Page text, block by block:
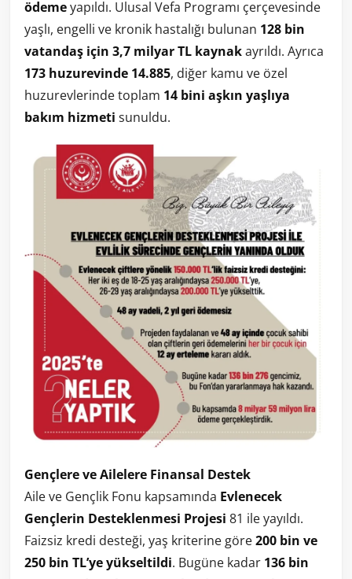
ödemeyapıldı. Ulusal Vefa Programı çerçevesinde
yaşlı, engelli ve kronik hastalığı bulunan 128 bin
vatandaş için 3,7 milyar TL kaynakayrıldı. Ayrıca
173 huzurevinde 14.885, diğer kamu ve özel
huzurevlerinde toplam 14 bini aşkın yaşlıya
bakım hizmeti sunuldu.
Gençlere ve Ailelere Finansal Destek
Aile ve Gençlik Fonu kapsamında Evlenecek
Gençlerin Desteklenmesi Projesi 81 ile yayıldı.
Faizsiz kredi desteği, yaş kriterine göre200 bin ve
250 bin TL’ye yükseltildi. Bugüne kadar 136 bin